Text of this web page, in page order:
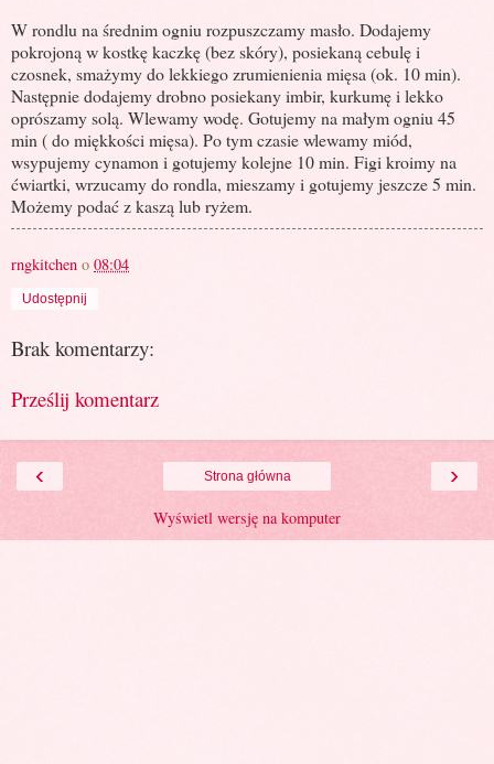
W rondlu na średnim ogniu rozpuszczamy masło. Dodajemy
pokrojoną w kostkę kaczkę (bez skóry), posiekaną cebulę i
czosnek, smażymy do lekkiego zrumienienia mięsa (ok. 10 min).
Następnie dodajemy drobno posiekany imbir, kurkumę i lekko
oprószamy solą. Wlewamy wodę. Gotujemy na małym ogniu 45
min ( do miękkości mięsa). Po tym czasie wlewamy miód,
wsypujemy cynamon i gotujemy kolejne 10 min. Figi kroimy na
ćwiartki, wrzucamy do rondla, mieszamy i gotujemy jeszcze 5 min.
Możemy podać z kaszą lub ryżem.
rngkitchen o 08:04
Udostępnij
Brak komentarzy:
Prześlij komentarz
‹ ›
Strona główna
Wyświetl wersję na komputer